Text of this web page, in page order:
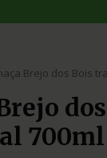
Brejo dos Bois
700ml